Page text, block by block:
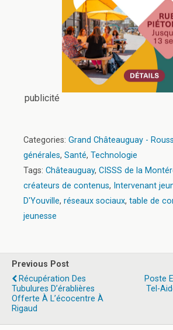
publicité
Categories: Grand Châteauguay -
générales, Santé, Technologie
Tags: Châteauguay, CISSS de la
créateurs de contenus, Intervenant
D'Youville, réseaux sociaux, table de
jeunesse
Previous Post
Récupération Des
Tubulures D’érablières
Offerte À L’écocentre À
Rigaud
Poste
Tel-